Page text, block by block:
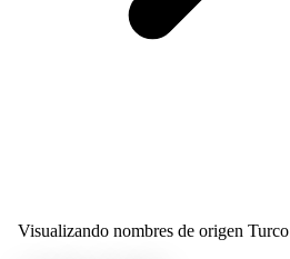
Visualizando nombres de origen Turco